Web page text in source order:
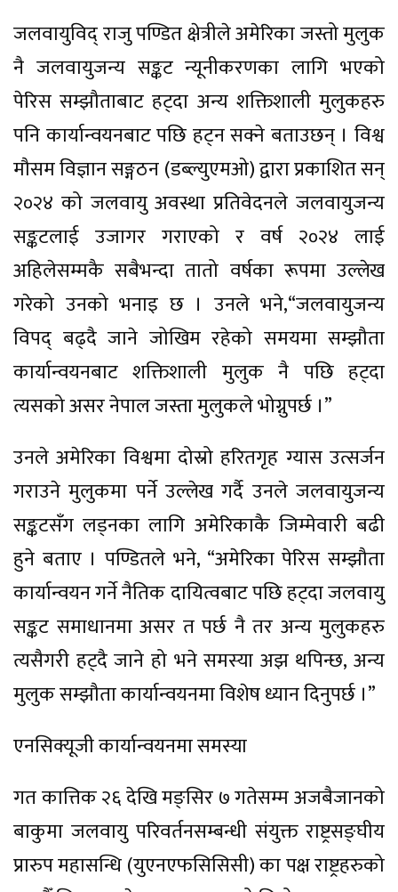
जलवायुविद् राजु पण्डित क्षेत्रीले अमेरिका जस्तो मुलुक
नै जलवायुजन्य सङ्कट न्यूनीकरणका लागि भएको
पेरिस सम्झौताबाट हट्दा अन्य शक्तिशाली मुलुकहरु
पनि कार्यान्वयनबाट पछि हट्न सक्ने बताउछन् । विश्व
मौसम विज्ञान सङ्गठन (डब्ल्युएमओ) द्वारा प्रकाशित सन्
२०२४ को जलवायु अवस्था प्रतिवेदनले जलवायुजन्य
सङ्कटलाई उजागर गराएको र वर्ष २०२४ लाई
अहिलेसम्मकै सबैभन्दा तातो वर्षका रूपमा उल्लेख
गरेको उनको भनाइ छ । उनले भने,“जलवायुजन्य
विपद् बढ्दै जाने जोखिम रहेको समयमा सम्झौता
कार्यान्वयनबाट शक्तिशाली मुलुक नै पछि हट्दा
त्यसको असर नेपाल जस्ता मुलुकले भोग्नुपर्छ ।”
उनले अमेरिका विश्वमा दोस्रो हरितगृह ग्यास उत्सर्जन
गराउने मुलुकमा पर्ने उल्लेख गर्दै उनले जलवायुजन्य
सङ्कटसँग लड्नका लागि अमेरिकाकै जिम्मेवारी बढी
हुने बताए । पण्डितले भने, “अमेरिका पेरिस सम्झौता
कार्यान्वयन गर्ने नैतिक दायित्वबाट पछि हट्दा जलवायु
सङ्कट समाधानमा असर त पर्छ नै तर अन्य मुलुकहरु
त्यसैगरी हट्दै जाने हो भने समस्या अझ थपिन्छ, अन्य
मुलुक सम्झौता कार्यान्वयनमा विशेष ध्यान दिनुपर्छ ।”
एनसिक्यूजी कार्यान्वयनमा समस्या
गत कात्तिक २६ देखि मङ्सिर ७ गतेसम्म अजबैजानको
बाकुमा जलवायु परिवर्तनसम्बन्धी संयुक्त राष्ट्रसङ्घीय
प्रारुप महासन्धि (युएनएफसिसिसी) का पक्ष राष्ट्रहरुको